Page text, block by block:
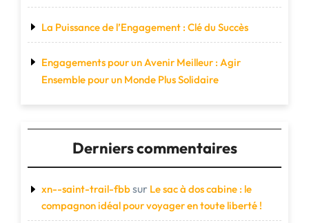
La Puissance de l’Engagement : Clé du Succès
Engagements pour un Avenir Meilleur : Agir
Ensemble pour un Monde Plus Solidaire
Derniers commentaires
xn--saint-trail-fbbsur Le sac à dos cabine : le
compagnon idéal pour voyager en toute liberté !